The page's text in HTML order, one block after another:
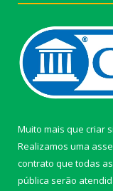
Muito mais que criar
Realizamos uma
contrato que todas
pública serão